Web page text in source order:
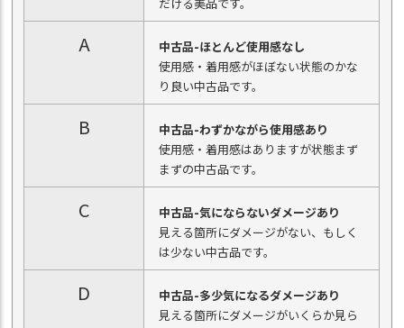
A
中古品-ほとんど使用感なし
使用感・着用感がほぼない状態のかな
り良い中古品です。
B
中古品-わずかながら使用感あり
使用感・着用感はありますが状態まず
まずの中古品です。
C
中古品-気にならないダメージあり
見える箇所にダメージがない、もしく
は少ない中古品です。
D
中古品-多少気になるダメージあり
見える箇所にダメージがいくらか見ら